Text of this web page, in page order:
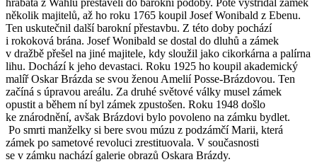
několik majitelů, až ho roku 1765 koupil Josef Wonibald z Ebenu.
Ten uskutečnil další barokní přestavbu. Z této doby pochází
i rokoková brána. Josef Wonibald se dostal do dluhů a zámek
v dražbě přešel na jiné majitele, kdy sloužil jako cikorkárna a palírna
lihu. Dochází k jeho devastaci. Roku 1925 ho koupil akademický
malíř Oskar Brázda se svou ženou Amelií Posse-Brázdovou. Ten
začíná s úpravou areálu. Za druhé světové války musel zámek
opustit a během ní byl zámek zpustošen. Roku 1948 došlo
ke znárodnění, avšak Brázdovi bylo povoleno na zámku bydlet.
Po smrti manželky si bere svou múzu z podzámčí Marii, která
zámek po sametové revoluci zrestituovala. V současnosti
se v zámku nachází galerie obrazů Oskara Brázdy.